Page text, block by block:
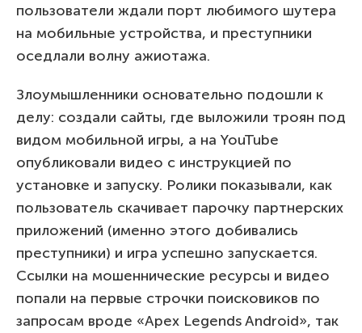
пользователи ждали порт любимого шутера
на мобильные устройства, и преступники
оседлали волну ажиотажа.
Злоумышленники основательно подошли к
делу: создали сайты, где выложили троян под
видом мобильной игры, а на YouTube
опубликовали видео с инструкцией по
установке и запуску. Ролики показывали, как
пользователь скачивает парочку партнерских
приложений (именно этого добивались
преступники) и игра успешно запускается.
Ссылки на мошеннические ресурсы и видео
попали на первые строчки поисковиков по
запросам вроде «Apex Legends Android», так